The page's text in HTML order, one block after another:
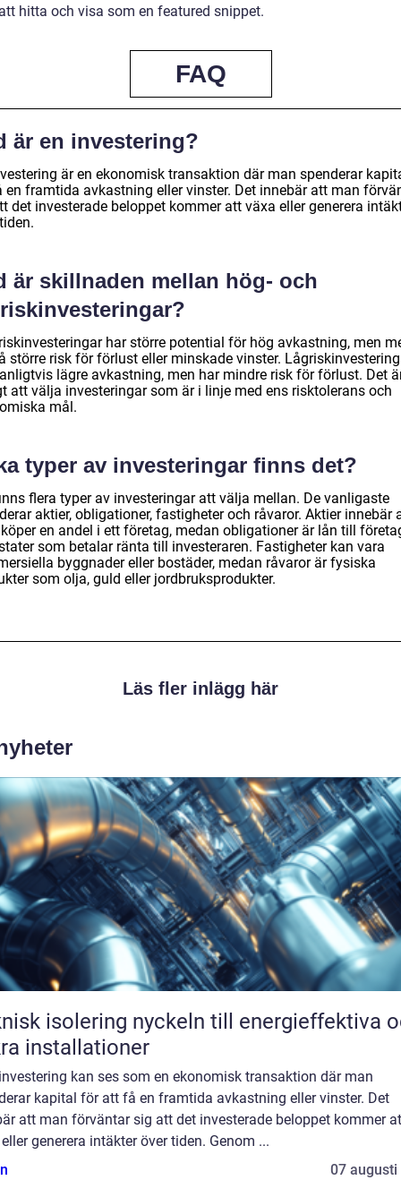
hitta och visa som en featured snippet.
FAQ
är en investering?
är en ekonomisk transaktion där man spenderar
en framtida avkastning eller vinster. Det innebär att man
det investerade beloppet kommer att växa eller generera
är skillnaden mellan hög- och
har större potential för hög avkastning, men
större risk för förlust eller minskade vinster.
lägre avkastning, men har mindre risk för förlust. Det
att välja investeringar som är i linje med ens risktolerans och
mål.
typer av investeringar finns det?
flera typer av investeringar att välja mellan. De vanligaste
aktier, obligationer, fastigheter och råvaror. Aktier innebär
en andel i ett företag, medan obligationer är lån till
som betalar ränta till investeraren. Fastigheter kan vara
byggnader eller bostäder, medan råvaror är fysiska
som olja, guld eller jordbruksprodukter.
Läs fler inlägg här
nyckeln till energieffektiva och
installationer
kan ses som en ekonomisk transaktion där man
kapital för att få en framtida avkastning eller vinster. Det
att man förväntar sig att det investerade beloppet kommer
generera intäkter över tiden. Genom ...
07 augusti